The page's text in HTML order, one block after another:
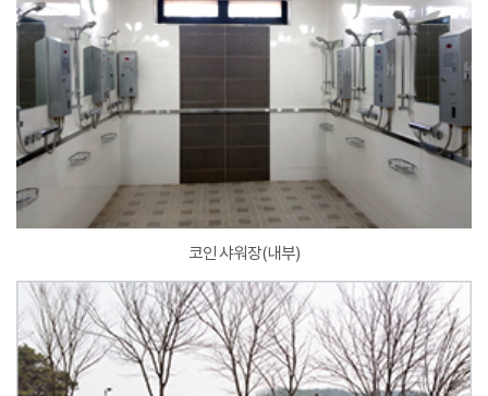
코인 샤워장(내부)